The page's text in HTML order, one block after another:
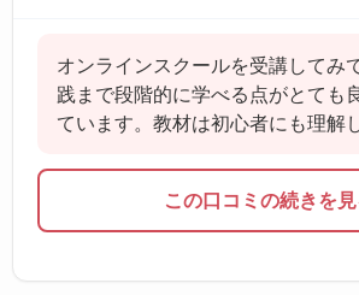
オンラインスクールを受講してみ
践まで段階的に学べる点がとても
ています。教材は初心者にも理解
この口コミの続きを